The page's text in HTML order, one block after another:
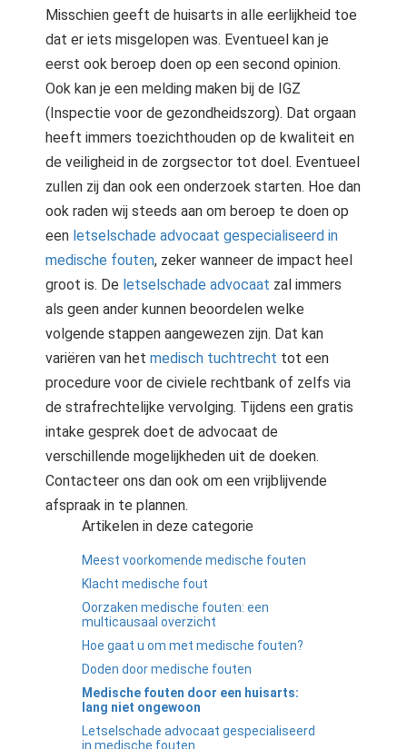
Misschien geeft de huisarts in alle eerlijkheid toe
dat er iets misgelopen was. Eventueel kan je
eerst ook beroep doen op een second opinion.
Ook kan je een melding maken bij de IGZ
(Inspectie voor de gezondheidszorg). Dat orgaan
heeft immers toezichthouden op de kwaliteit en
de veiligheid in de zorgsector tot doel. Eventueel
zullen zij dan ook een onderzoek starten. Hoe dan
ook raden wij steeds aan om beroep te doen op
een letselschade advocaat gespecialiseerd in
medische fouten, zeker wanneer de impact heel
groot is. De letselschade advocaat zal immers
als geen ander kunnen beoordelen welke
volgende stappen aangewezen zijn. Dat kan
variëren van het medisch tuchtrecht tot een
procedure voor de civiele rechtbank of zelfs via
de strafrechtelijke vervolging. Tijdens een gratis
intake gesprek doet de advocaat de
verschillende mogelijkheden uit de doeken.
Contacteer ons dan ook om een vrijblijvende
afspraak in te plannen.
Artikelen in deze categorie
Meest voorkomende medische fouten
Klacht medische fout
Oorzaken medische fouten: een
multicausaal overzicht
Hoe gaat u om met medische fouten?
Doden door medische fouten
Medische fouten door een huisarts:
lang niet ongewoon
Letselschade advocaat gespecialiseerd
in medische fouten